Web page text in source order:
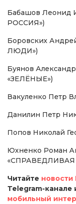
Бабашов Леонид
РОССИЯ»)
Боровских
ЛЮДИ»)
Буянов
«ЗЕЛЁНЫЕ»)
Вакуленко Петр
Данилин Петр
Попов Николай
Юхненко Роман
«СПРАВЕДЛИВАЯ
Читайте
Telegram-канале
мобильный